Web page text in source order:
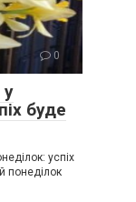
0
у
буде
успіх
понеділок